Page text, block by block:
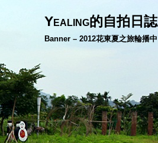
Yealing的自拍日誌
Banner – 2012花東夏之旅輪播中